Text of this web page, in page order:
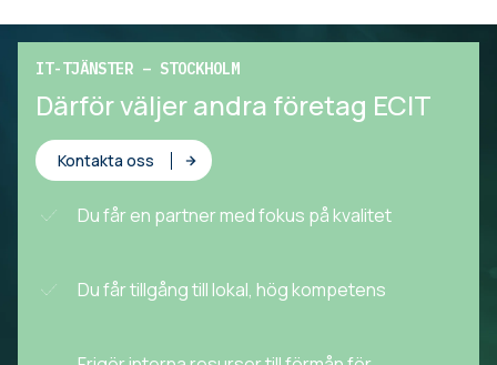
IT-TJÄNSTER – STOCKHOLM
Därför väljer andra företag ECIT
Kontakta oss
Du får en partner med fokus på kvalitet
Du får tillgång till lokal, hög kompetens